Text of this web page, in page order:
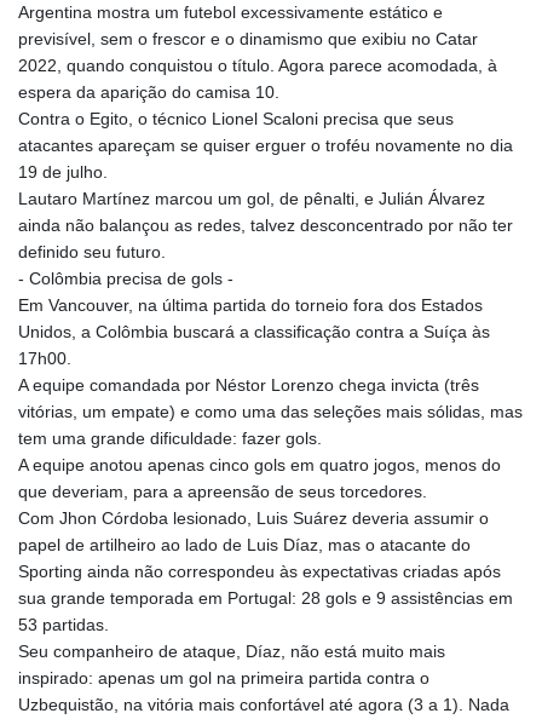
INR 109.762882
IQD 1512.462949
IRR
1584348.162378
ISK 142.411184
JEP 0.856496
JOD 0.81702
JPY 182.503455
KHR 4683.930475
KMF 492.065825
KWD 0.356065
KYD 0.962162
KZT 541.02372
LAK 26086.822873
LBP
103388.630514
LKR 387.81603
LRD 208.397567
LSL 18.831591
LVL 0.697063
LYD 7.359771
MAD 10.772009
Argentina mostra um futebol excessivamente estático e
previsível, sem o frescor e o dinamismo que exibiu no Catar
2022, quando conquistou o título. Agora parece acomodada, à
espera da aparição do camisa 10.
Contra o Egito, o técnico Lionel Scaloni precisa que seus
atacantes apareçam se quiser erguer o troféu novamente no dia
19 de julho.
Lautaro Martínez marcou um gol, de pênalti, e Julián Álvarez
ainda não balançou as redes, talvez desconcentrado por não ter
definido seu futuro.
- Colômbia precisa de gols -
Em Vancouver, na última partida do torneio fora dos Estados
Unidos, a Colômbia buscará a classificação contra a Suíça às
17h00.
A equipe comandada por Néstor Lorenzo chega invicta (três
vitórias, um empate) e como uma das seleções mais sólidas, mas
tem uma grande dificuldade: fazer gols.
A equipe anotou apenas cinco gols em quatro jogos, menos do
que deveriam, para a apreensão de seus torcedores.
Com Jhon Córdoba lesionado, Luis Suárez deveria assumir o
papel de artilheiro ao lado de Luis Díaz, mas o atacante do
Sporting ainda não correspondeu às expectativas criadas após
sua grande temporada em Portugal: 28 gols e 9 assistências em
53 partidas.
Seu companheiro de ataque, Díaz, não está muito mais
inspirado: apenas um gol na primeira partida contra o
Uzbequistão, na vitória mais confortável até agora (3 a 1). Nada